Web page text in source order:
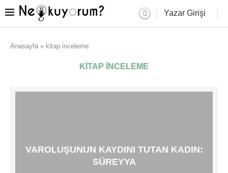
Yazar Girişi
Anasayfa » kitap inceleme
KITAP INCELEME
VAROLUŞUNUN KAYDINI TUTAN KADIN:
SÜREYYA